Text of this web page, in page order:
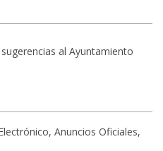
al Ayuntamiento
Anuncios Oficiales,